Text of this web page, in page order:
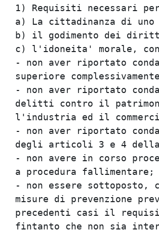
1) Requisiti necessari
a) La cittadinanza di uno
b) il godimento dei
c) l'idoneita' morale,
- non aver riportato
superiore
- non aver riportato
delitti contro il
l'industria ed il
- non aver riportato
degli articoli 3 e 4 della
- non avere in corso
a procedura fallimentare;
- non essere sottoposto,
misure di prevenzione
precedenti casi il
fintanto che non sia